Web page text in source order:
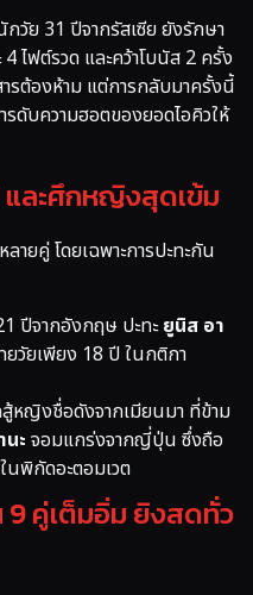
วัย 31 ปีจากรัสเซีย ยังรักษา
ไฟต์รวด และคว้าโบนัส 2 ครั้ง
ต้องห้าม แต่การกลับมาครั้งนี้
ดับความฮอตของยอดไอคิวให้
ละศึกหญิงสุดเข้ม
ยคู่ โดยเฉพาะการปะทะกัน
ปีจากอังกฤษ ปะทะยูนิส อา
วัยเพียง 18 ปี ในกติกา
หญิงชื่อดังจากเมียนมา ที่ข้าม
นะ จอมแกร่งจากญี่ปุ่น ซึ่งถือ
พิกัดอะตอมเวต
9 คู่เต็มอิ่ม ยิงสดทั่ว